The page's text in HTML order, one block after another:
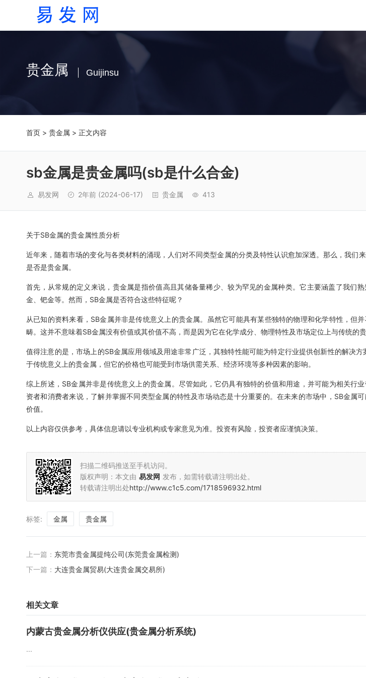
贵金属 Guijinsu
首页 > 贵金属 > 正文内容
sb金属是贵金属吗(sb是什么合金)
易发网 2年前 (2024-06-17) 贵金属 413
关于SB金属的贵金属性质分析
近年来，随着市场的变化与各类材料的涌现，人们对不同类型金属的分类及特性认识愈加深透。那么，我们
是否是贵金属。
首先，从常规的定义来说，贵金属是指价值高且其储备量稀少、较为罕见的金属种类。它主要涵盖了我们
金、钯金等。然而，SB金属是否符合这些特征呢？
从已知的资料来看，SB金属并非是传统意义上的贵金属。虽然它可能具有某些独特的物理和化学特性，但
畴。这并不意味着SB金属没有价值或其价值不高，而是因为它在化学成分、物理特性及市场定位上与传统的贵
值得注意的是，市场上的SB金属应用领域及用途非常广泛，其独特性能可能为特定行业提供创新性的解决方
于传统意义上的贵金属，但它的价格也可能受到市场供需关系、经济环境等多种因素的影响。
综上所述，SB金属并非是传统意义上的贵金属。尽管如此，它仍具有独特的价值和用途，并可能为相关行
资者和消费者来说，了解并掌握不同类型金属的特性及市场动态是十分重要的。在未来的市场中，SB金属
价值。
以上内容仅供参考，具体信息请以专业机构或专家意见为准。投资有风险，投资者应谨慎决策。
扫描二维码推送至手机访问。
版权声明：本文由 易发网 发布，如需转载请注明出处。
转载请注明出处http://www.c1c5.com/1718596932.html
标签: 金属 贵金属
上一篇： 东莞市贵金属提纯公司(东莞贵金属检测)
下一篇： 大连贵金属贸易(大连贵金属交易所)
相关文章
内蒙古贵金属分析仪供应(贵金属分析系统)
...